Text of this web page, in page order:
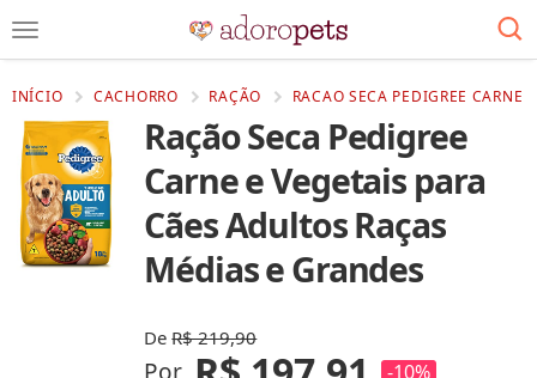
INÍCIO CACHORRO RAÇÃO RACAO SECA PEDIGREE CARNE
Ração Seca Pedigree
Carne e Vegetais para
Cães Adultos Raças
Médias e Grandes
DeR$ 219,90
Por -10%